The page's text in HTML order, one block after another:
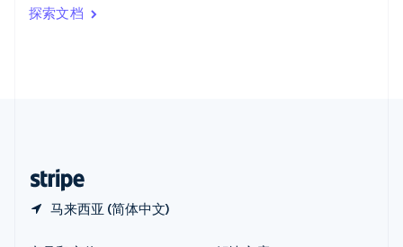
探索文档
马来西亚 (简体中文)
English